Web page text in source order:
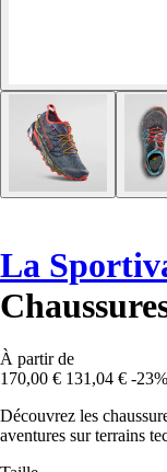
La
À partir de
170,00 € 131,04 € -23%
Découvrez les
aventures sur terrains